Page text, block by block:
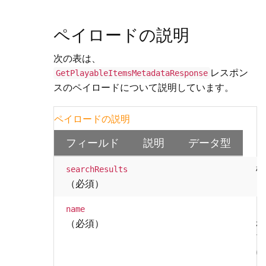
ペイロードの説明
次の表は、
GetPlayableItemsMetadataResponse レスポン
スのペイロードについて説明しています。
ペイロードの説明
フィールド 説明 データ型
searchResults
（必須）
name
（必須）